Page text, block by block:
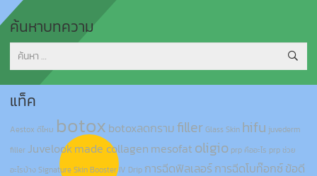
ค้นหาบทความ
ค้นหา
สำหรับ:
แท็ค
Aestox ดีไหม botox botoxลดกรามfillerGlass Skin hifu juvederm
fillerJuvelookmade collagen mesofat oligio prp คืออะไร prp ช่วย
อะไรบ้างSignature Skin Booster IV Drip การฉีดฟิลเลอร์การฉีดโบท๊อกซ์ข้อดี